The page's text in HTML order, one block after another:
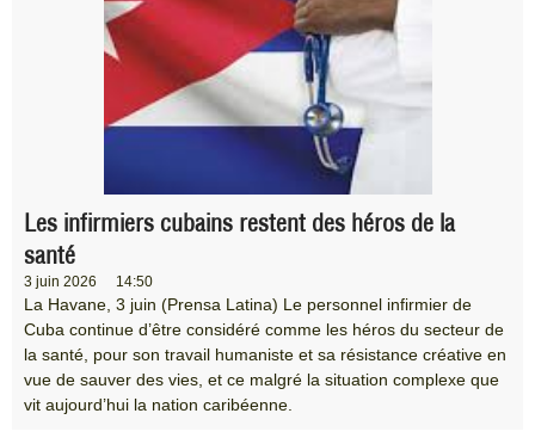
Les infirmiers cubains restent des héros de la
santé
3 juin 2026 14:50
La Havane, 3 juin (Prensa Latina) Le personnel infirmier de
Cuba continue d’être considéré comme les héros du secteur de
la santé, pour son travail humaniste et sa résistance créative en
vue de sauver des vies, et ce malgré la situation complexe que
vit aujourd’hui la nation caribéenne.